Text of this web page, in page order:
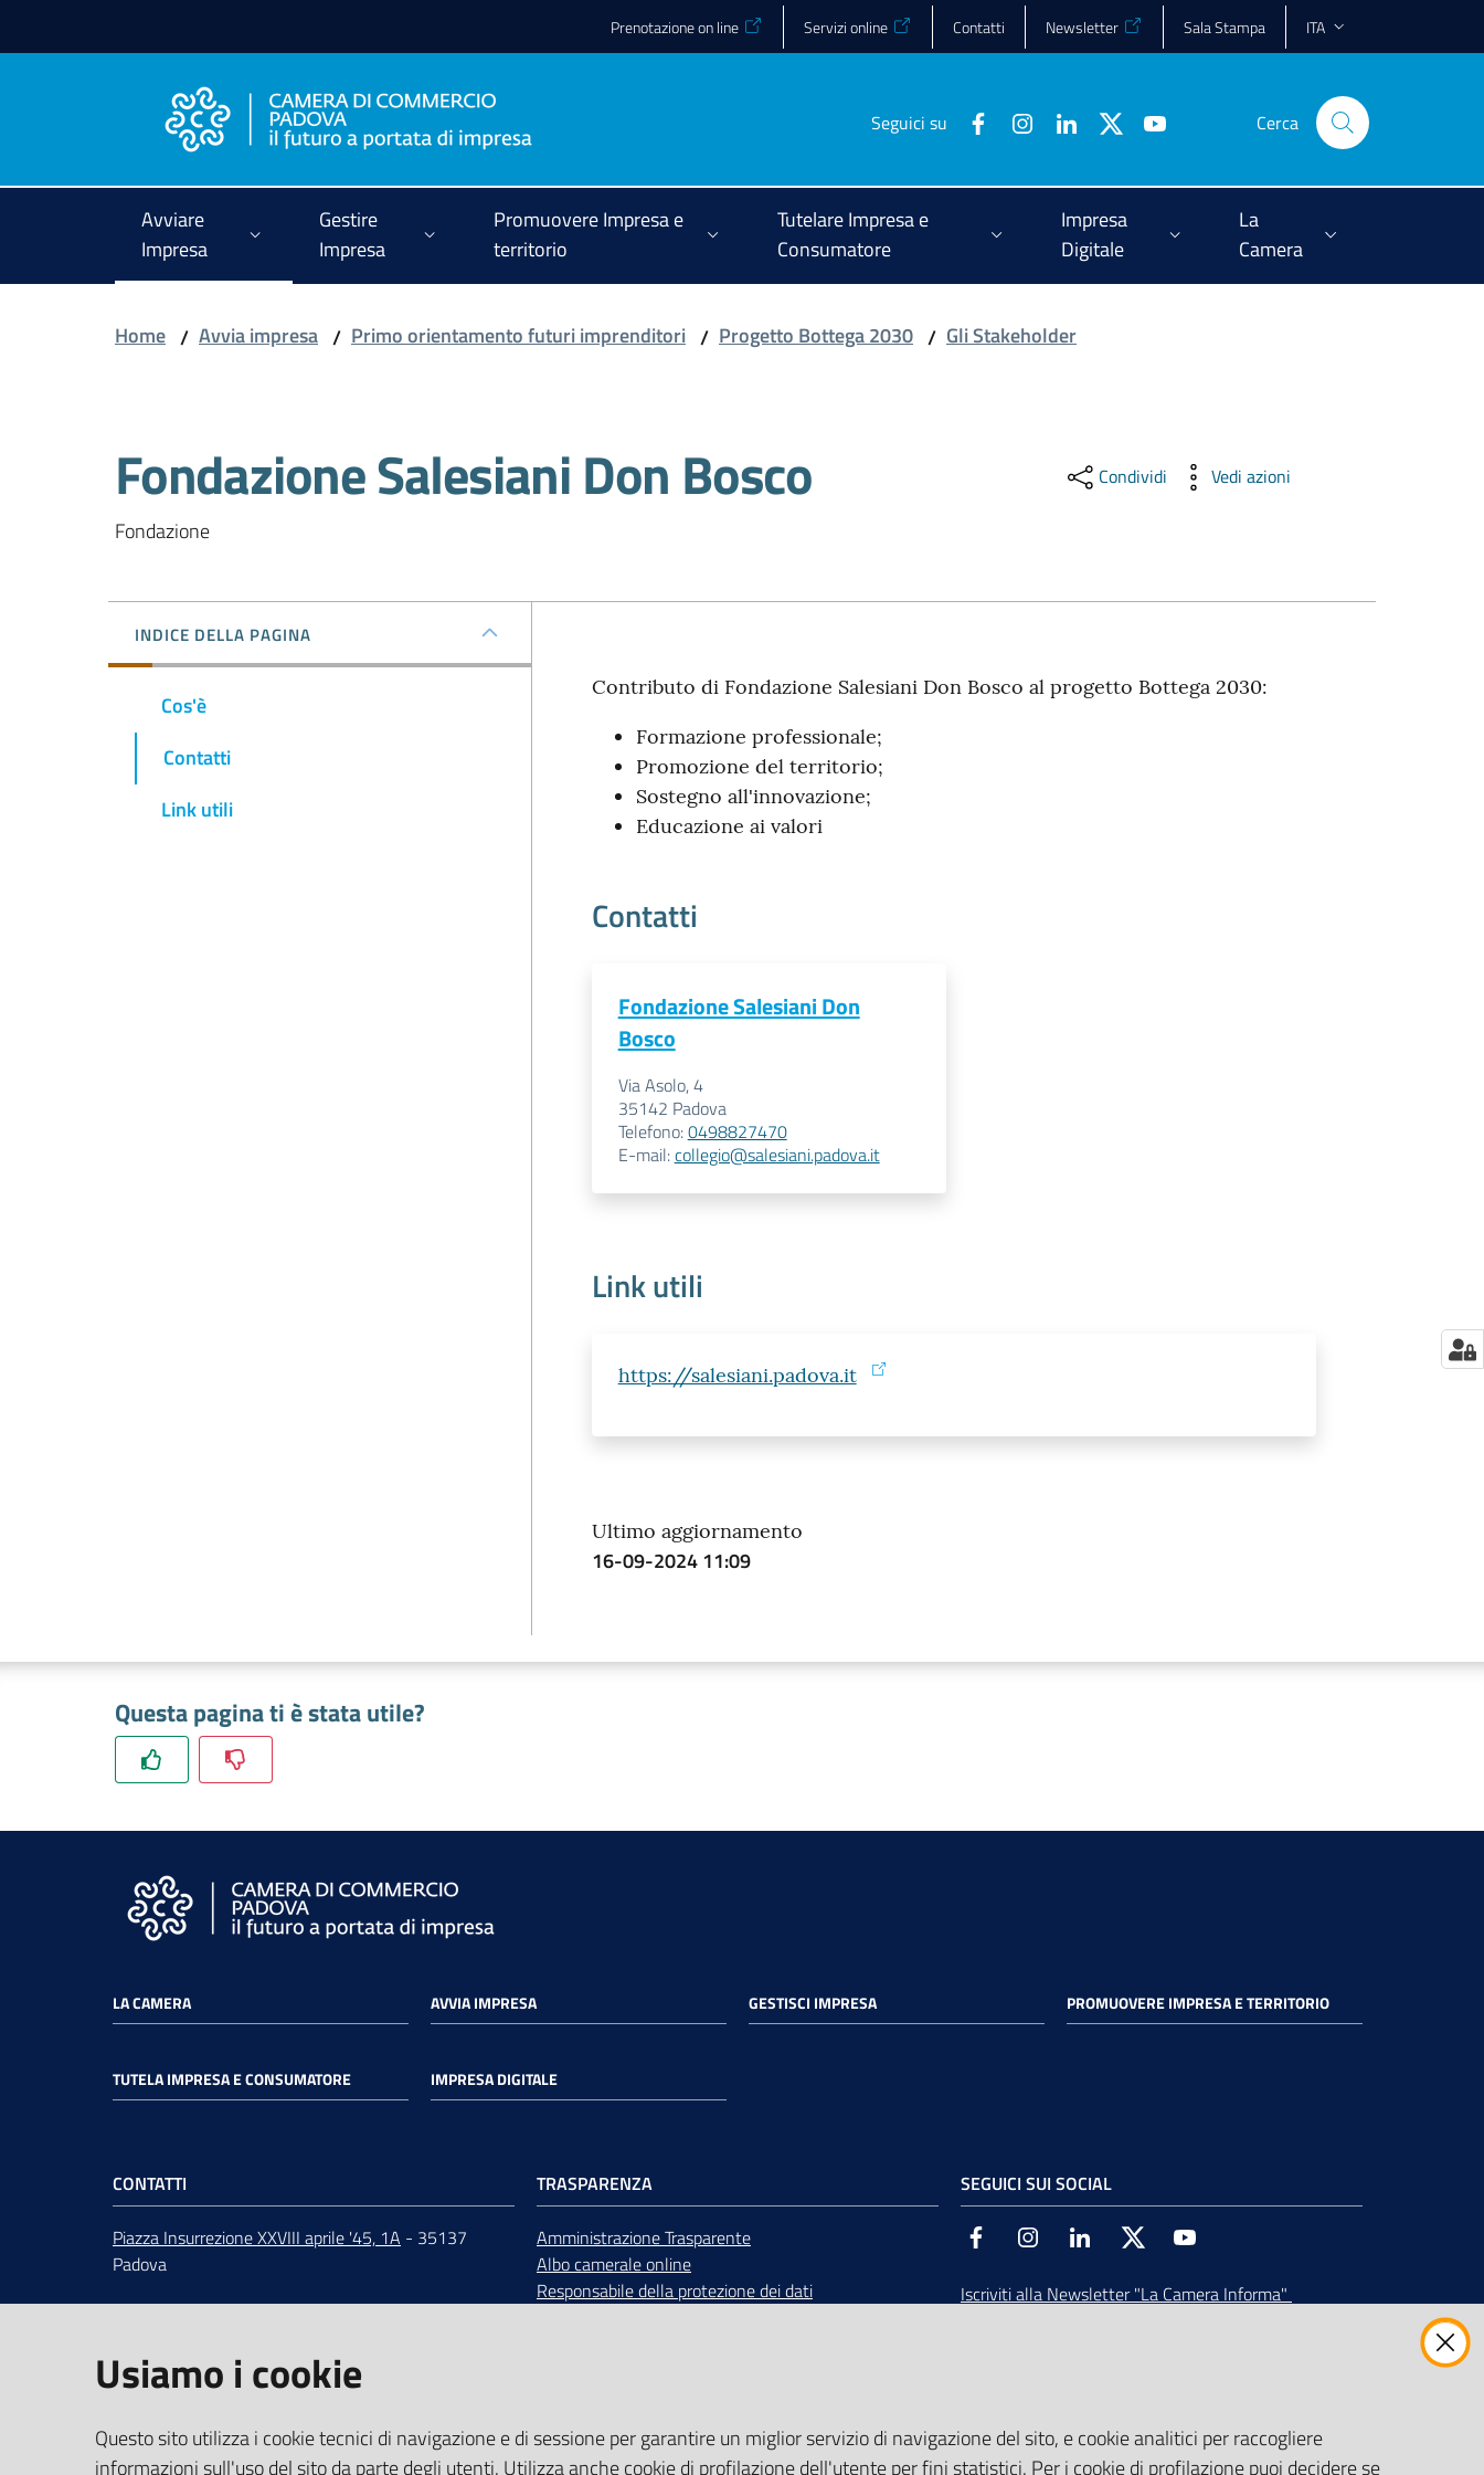
Prenotazione on line Servizi online Contatti Newsletter Sala Stampa ITA
Seguici su Cerca
Avviare
Impresa
Gestire
Impresa
Promuovere Impresa e
territorio
Tutelare Impresa e
Consumatore
Impresa
Digitale
La
Camera
Home / Avvia impresa / Primo orientamento futuri imprenditori / Progetto Bottega 2030 / Gli Stakeholder
Fondazione Salesiani Don Bosco
Fondazione
Condividi Vedi azioni
INDICE DELLA PAGINA
Cos'è
Contatti
Link utili
Contributo di Fondazione Salesiani Don Bosco al progetto Bottega 2030:
Formazione professionale;
Promozione del territorio;
Sostegno all'innovazione;
Educazione ai valori
Contatti
Fondazione Salesiani Don
Bosco
Via Asolo, 4
35142 Padova
Telefono:0498827470
E-mail:collegio@salesiani.padova.it
Link utili
https://salesiani.padova.it
Ultimo aggiornamento
16-09-2024 11:09
Questa pagina ti è stata utile?
LA CAMERA AVVIA IMPRESA GESTISCI IMPRESA PROMUOVERE IMPRESA E TERRITORIO
TUTELA IMPRESA E CONSUMATORE IMPRESA DIGITALE
CONTATTI
Piazza Insurrezione XXVIII aprile '45, 1A - 35137
Padova
ORARIdal lunedì al venerdì 9:00 - 12:30
URP-Ufficio relazioni con il pubblico
PEC:cciaa@pd.legalmail.camcom.it
Dati per la fatturazione
TRASPARENZA
Amministrazione Trasparente
Albo camerale online
Responsabile della protezione dei dati
SEGUICI SUI SOCIAL
Facebook InstagramLinkedin Twitter
Iscriviti alla Newsletter "La Camera Informa"
Usiamo i cookie
Questo sito utilizza i cookie tecnici di navigazione e di sessione per garantire un miglior servizio di navigazione del sito, e cookie analitici per raccogliere
informazioni sull'uso del sito da parte degli utenti. Utilizza anche cookie di profilazione dell'utente per fini statistici. Per i cookie di profilazione puoi decidere se